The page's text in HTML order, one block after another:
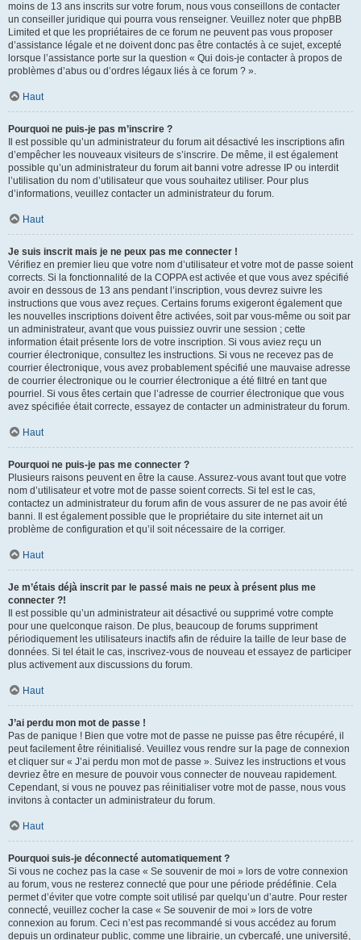
moins de 13 ans inscrits sur votre forum, nous vous conseillons de contacter
un conseiller juridique qui pourra vous renseigner. Veuillez noter que phpBB
Limited et que les propriétaires de ce forum ne peuvent pas vous proposer
d’assistance légale et ne doivent donc pas être contactés à ce sujet, excepté
lorsque l’assistance porte sur la question « Qui dois-je contacter à propos de
problèmes d’abus ou d’ordres légaux liés à ce forum ? ».
Haut
Pourquoi ne puis-je pas m’inscrire ?
Il est possible qu’un administrateur du forum ait désactivé les inscriptions afin
d’empêcher les nouveaux visiteurs de s’inscrire. De même, il est également
possible qu’un administrateur du forum ait banni votre adresse IP ou interdit
l’utilisation du nom d’utilisateur que vous souhaitez utiliser. Pour plus
d’informations, veuillez contacter un administrateur du forum.
Haut
Je suis inscrit mais je ne peux pas me connecter !
Vérifiez en premier lieu que votre nom d’utilisateur et votre mot de passe soient
corrects. Si la fonctionnalité de la COPPA est activée et que vous avez spécifié
avoir en dessous de 13 ans pendant l’inscription, vous devrez suivre les
instructions que vous avez reçues. Certains forums exigeront également que
les nouvelles inscriptions doivent être activées, soit par vous-même ou soit par
un administrateur, avant que vous puissiez ouvrir une session ; cette
information était présente lors de votre inscription. Si vous aviez reçu un
courrier électronique, consultez les instructions. Si vous ne recevez pas de
courrier électronique, vous avez probablement spécifié une mauvaise adresse
de courrier électronique ou le courrier électronique a été filtré en tant que
pourriel. Si vous êtes certain que l’adresse de courrier électronique que vous
avez spécifiée était correcte, essayez de contacter un administrateur du forum.
Haut
Pourquoi ne puis-je pas me connecter ?
Plusieurs raisons peuvent en être la cause. Assurez-vous avant tout que votre
nom d’utilisateur et votre mot de passe soient corrects. Si tel est le cas,
contactez un administrateur du forum afin de vous assurer de ne pas avoir été
banni. Il est également possible que le propriétaire du site internet ait un
problème de configuration et qu’il soit nécessaire de la corriger.
Haut
Je m’étais déjà inscrit par le passé mais ne peux à présent plus me
connecter ?!
Il est possible qu’un administrateur ait désactivé ou supprimé votre compte
pour une quelconque raison. De plus, beaucoup de forums suppriment
périodiquement les utilisateurs inactifs afin de réduire la taille de leur base de
données. Si tel était le cas, inscrivez-vous de nouveau et essayez de participer
plus activement aux discussions du forum.
Haut
J’ai perdu mon mot de passe !
Pas de panique ! Bien que votre mot de passe ne puisse pas être récupéré, il
peut facilement être réinitialisé. Veuillez vous rendre sur la page de connexion
et cliquer sur « J’ai perdu mon mot de passe ». Suivez les instructions et vous
devriez être en mesure de pouvoir vous connecter de nouveau rapidement.
Cependant, si vous ne pouvez pas réinitialiser votre mot de passe, nous vous
invitons à contacter un administrateur du forum.
Haut
Pourquoi suis-je déconnecté automatiquement ?
Si vous ne cochez pas la case « Se souvenir de moi » lors de votre connexion
au forum, vous ne resterez connecté que pour une période prédéfinie. Cela
permet d’éviter que votre compte soit utilisé par quelqu’un d’autre. Pour rester
connecté, veuillez cocher la case « Se souvenir de moi » lors de votre
connexion au forum. Ceci n’est pas recommandé si vous accédez au forum
depuis un ordinateur public, comme une librairie, un cybercafé, une université,